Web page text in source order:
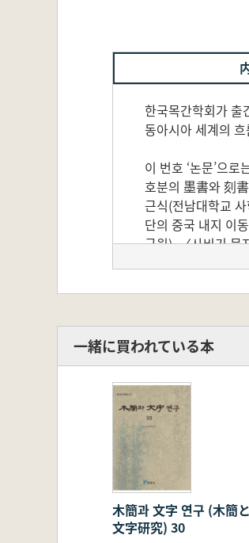
한국목간학회가 출
동아시아 세계의
이 번호 ‘논문’으
호분의 墨書와 刻
근식(전남대학교
단의 중국 내지 이
구원), 〈사비기 물
遺民과 그 후손들
이재환(중앙대학교
‘신출토 문자자료’
과정)의 글을 소개
一緒に買われている本
木簡과 文字 연구 (木簡と
文字研究) 30